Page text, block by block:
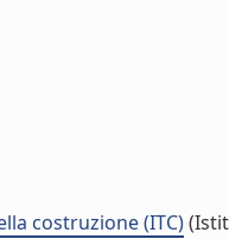
costruzione (ITC)